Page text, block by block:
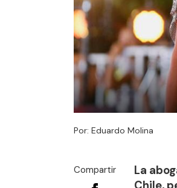
Por: Eduardo Molina
Compartir
La